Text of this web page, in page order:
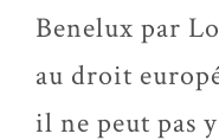
Benelux par
au droit
il ne peut pas